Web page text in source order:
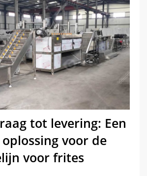
tot levering: Een
voor de
voor frites